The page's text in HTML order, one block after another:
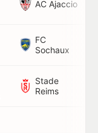
AC Ajaccio
FC
Sochaux
Stade
Reims